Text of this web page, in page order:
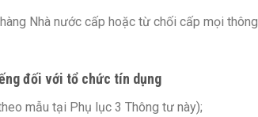
Nhà nước cấp hoặc từ chối cấp mọi thông
đối với tổ chức tín dụng
mẫu tại Phụ lục 3 Thông tư này);